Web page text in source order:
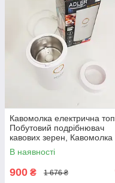
Кавомолка електрична топ,
Побутовий подрібнювач
кавових зерен, Кавомолка
для перцю YQ-96
В наявності
900 ₴ 1 676 ₴